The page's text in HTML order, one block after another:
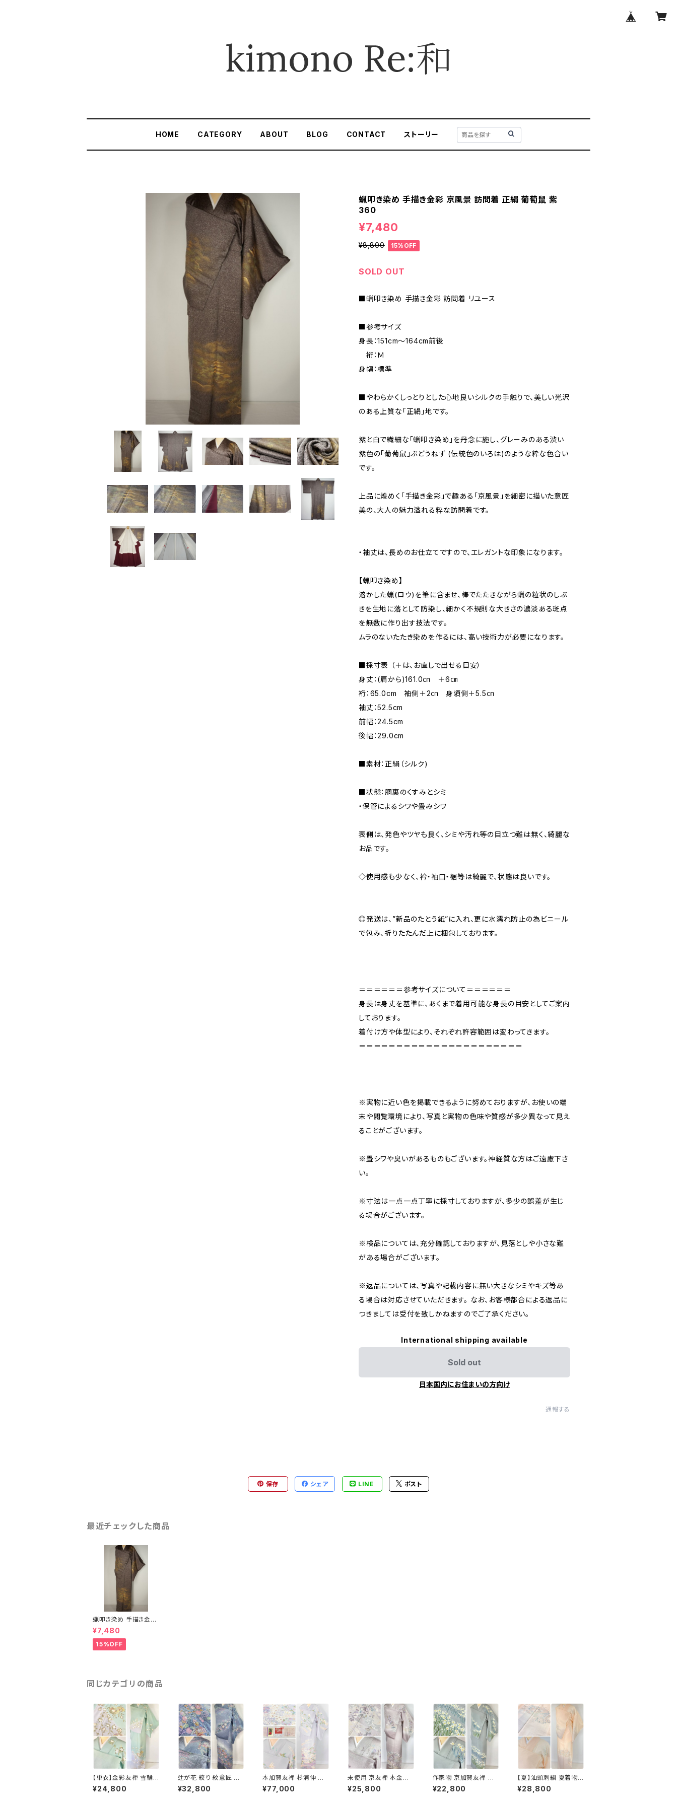
HOME CATEGORY ABOUT BLOG CONTACT ストーリー
蝋叩き染め 手描き金彩 京風景 訪問着 正絹 葡萄鼠 紫
360
¥7,480
¥8,800 15%OFF
SOLD OUT
■蝋叩き染め 手描き金彩 訪問着 リユース
■参考サイズ
身長：151cm～164cm前後
裄：Ｍ
身幅：標準
■やわらかくしっとりとした心地良いシルクの手触りで、美しい光沢
のある上質な「正絹」地です。
紫と白で繊細な「蝋叩き染め」を丹念に施し、グレーみのある渋い
紫色の「葡萄鼠」ぶどうねず (伝統色のいろは)のような粋な色合い
です。
上品に煌めく「手描き金彩」で趣ある「京風景」を細密に描いた意匠
美の、大人の魅力溢れる粋な訪問着です。
・袖丈は、長めのお仕立てですので、エレガントな印象になります。
【蝋叩き染め】
溶かした蝋(ロウ)を筆に含ませ、棒でたたきながら蝋の粒状のしぶ
きを生地に落として防染し、細かく不規則な大きさの濃淡ある斑点
を無数に作り出す技法です。
ムラのないたたき染めを作るには、高い技術力が必要になります。
■採寸表 （＋は、お直しで出せる目安）
身丈：(肩から)161.0㎝ ＋6㎝
裄：65.0cm 袖側＋2㎝ 身頃側＋5.5㎝
袖丈：52.5cm
前幅：24.5cm
後幅：29.0cm
■素材：正絹（シルク)
■状態：胴裏のくすみとシミ
・保管によるシワや畳みシワ
表側は、発色やツヤも良く、シミや汚れ等の目立つ難は無く、綺麗な
お品です。
◇使用感も少なく、衿・袖口・裾等は綺麗で、状態は良いです。
◎発送は、”新品のたとう紙”に入れ、更に水濡れ防止の為ビニール
で包み、折りたたんだ上に梱包しております。
＝＝＝＝＝＝参考サイズについて＝＝＝＝＝＝
身長は身丈を基準に、あくまで着用可能な身長の目安としてご案内
しております。
着付け方や体型により、それぞれ許容範囲は変わってきます。
＝＝＝＝＝＝＝＝＝＝＝＝＝＝＝＝＝＝＝＝＝＝
※実物に近い色を掲載できるように努めておりますが、お使いの端
末や閲覧環境により、写真と実物の色味や質感が多少異なって見え
ることがございます。
※畳シワや臭いがあるものもございます。神経質な方はご遠慮下さ
い。
※寸法は一点一点丁寧に採寸しておりますが、多少の誤差が生じ
る場合がございます。
※検品については、充分確認しておりますが、見落としや小さな難
がある場合がございます。
※返品については、写真や記載内容に無い大きなシミやキズ等あ
る場合は対応させていただきます。 なお、お客様都合による返品に
つきましては受付を致しかねますのでご了承ください。
International shipping available
Sold out
日本国内にお住まいの方向け
通報する
保存 シェア LINE ポスト
最近チェックした商品
蝋叩き染め 手描き金彩
京風景 訪問着 正絹 葡
萄鼠 紫 360
¥7,480
15%OFF
同じカテゴリの商品
【単衣】金彩友禅 雪輪
四季の花々 正絹 訪問
着 黄緑 青緑 紫 1418
¥24,800
辻が花 絞り 紋意匠 ト
ールサイズ 金彩 訪問着
正絹 袷 青 ブルー 紫 1
¥32,800
本加賀友禅 杉浦伸 証
紙付き 訪問着 花柄 正
絹 紫 白 パステル 白菫
¥77,000
未使用 京友禅 本金箔
唐花 訪問着 袷 正絹 紫
グレー 白 1165
¥25,800
作家物 京加賀友禅 水
仙 訪問着 正絹 袷 浅葱
鼠 青緑 グレー 白 1157
¥22,800
【夏】汕頭刺繍 夏着物
総刺繍 絽 訪問着 正絹
オレンジ サーモンピン
¥28,800